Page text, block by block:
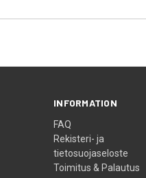
INFORMATION
FAQ
Rekisteri- ja
tietosuojaseloste
Toimitus & Palautus